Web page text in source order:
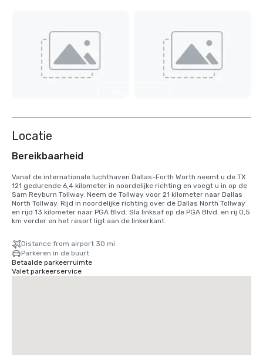
Locatie
Bereikbaarheid
Vanaf de internationale luchthaven Dallas-Forth Worth neemt u de TX
121 gedurende 6,4 kilometer in noordelijke richting en voegt u in op de
Sam Reyburn Tollway. Neem de Tollway voor 21 kilometer naar Dallas
North Tollway. Rijd in noordelijke richting over de Dallas North Tollway
en rijd 13 kilometer naar PGA Blvd. Sla linksaf op de PGA Blvd. en rij 0,5
km verder en het resort ligt aan de linkerkant.
Distance from airport 30 mi
Parkeren in de buurt
Betaalde parkeerruimte
Valet parkeerservice